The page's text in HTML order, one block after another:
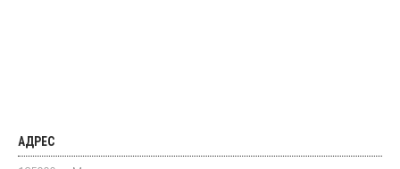
АДРЕС